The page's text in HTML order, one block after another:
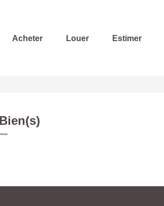
Acheter Louer Estimer